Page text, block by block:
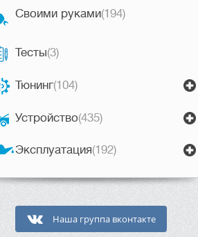
Своими руками(194)
Тесты(3)
Тюнинг(104)
Устройство(435)
Эксплуатация(192)
Наша группа вконтакте